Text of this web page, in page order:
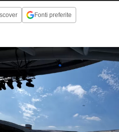
Fonti preferite